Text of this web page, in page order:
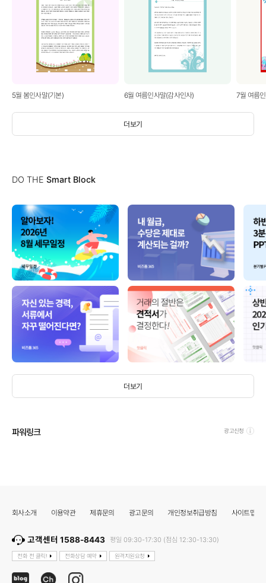
더보기
5월 봄인사말(기본) 6월 여름인사말(감사인사) 7월 여름
DO THE Smart Block
더보기
파워링크 광고신청
회사소개 이용약관 제휴문의 광고문의 개인정보취급방침 사이트맵
고객센터 1588-8443 평일 09:30-17:30 (점심 12:30-13:30)
전화 전 클릭! 전화상담 예약 원격지원요청